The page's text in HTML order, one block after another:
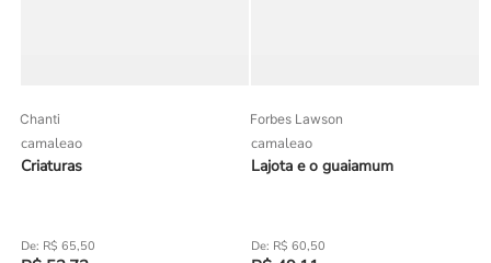
Chanti
camaleao
Criaturas
R$ 65,50
Forbes Lawson
camaleao
Lajota e o guaiamum
R$ 60,50